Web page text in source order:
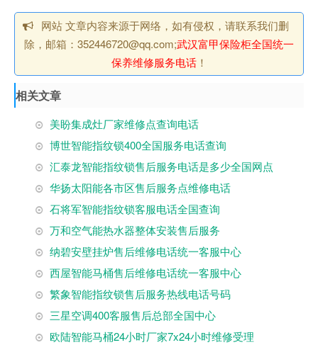
网站 文章内容来源于网络，如有侵权，请联系我们删
除，邮箱：352446720@qq.com;武汉富甲保险柜全国统一
保养维修服务电话！
相关文章
美盼集成灶厂家维修点查询电话
博世智能指纹锁400全国服务电话查询
汇泰龙智能指纹锁售后服务电话是多少全国网点
华扬太阳能各市区售后服务点维修电话
石将军智能指纹锁客服电话全国查询
万和空气能热水器整体安装售后服务
纳碧安壁挂炉售后维修电话统一客服中心
西屋智能马桶售后维修电话统一客服中心
繁象智能指纹锁售后服务热线电话号码
三星空调400客服售后总部全国中心
欧陆智能马桶24小时厂家7x24小时维修受理